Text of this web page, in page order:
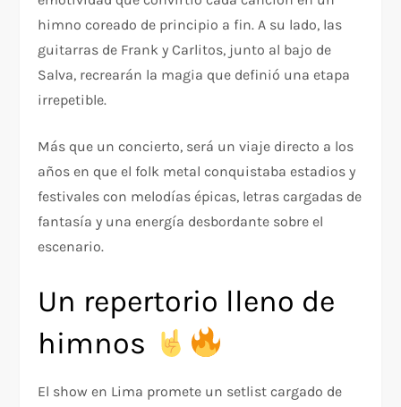
himno coreado de principio a fin. A su lado, las
guitarras de Frank y Carlitos, junto al bajo de
Salva, recrearán la magia que definió una etapa
irrepetible.
Más que un concierto, será un viaje directo a los
años en que el folk metal conquistaba estadios y
festivales con melodías épicas, letras cargadas de
fantasía y una energía desbordante sobre el
escenario.
Un repertorio lleno de
himnos
El show en Lima promete un setlist cargado de